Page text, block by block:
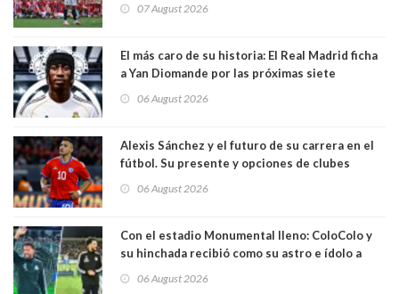
07 August 2026
El más caro de su historia: El Real Madrid ficha
a Yan Diomande por las próximas siete
06 August 2026
Alexis Sánchez y el futuro de su carrera en el
fútbol. Su presente y opciones de clubes
06 August 2026
Con el estadio Monumental lleno: ColoColo y
su hinchada recibió como su astro e ídolo a
06 August 2026